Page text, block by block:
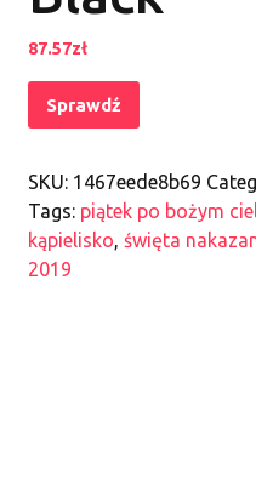
87.57zł
Sprawdź
SKU: 1467eede8b69
Tags: piątek po bożym
kąpielisko, święta
2019